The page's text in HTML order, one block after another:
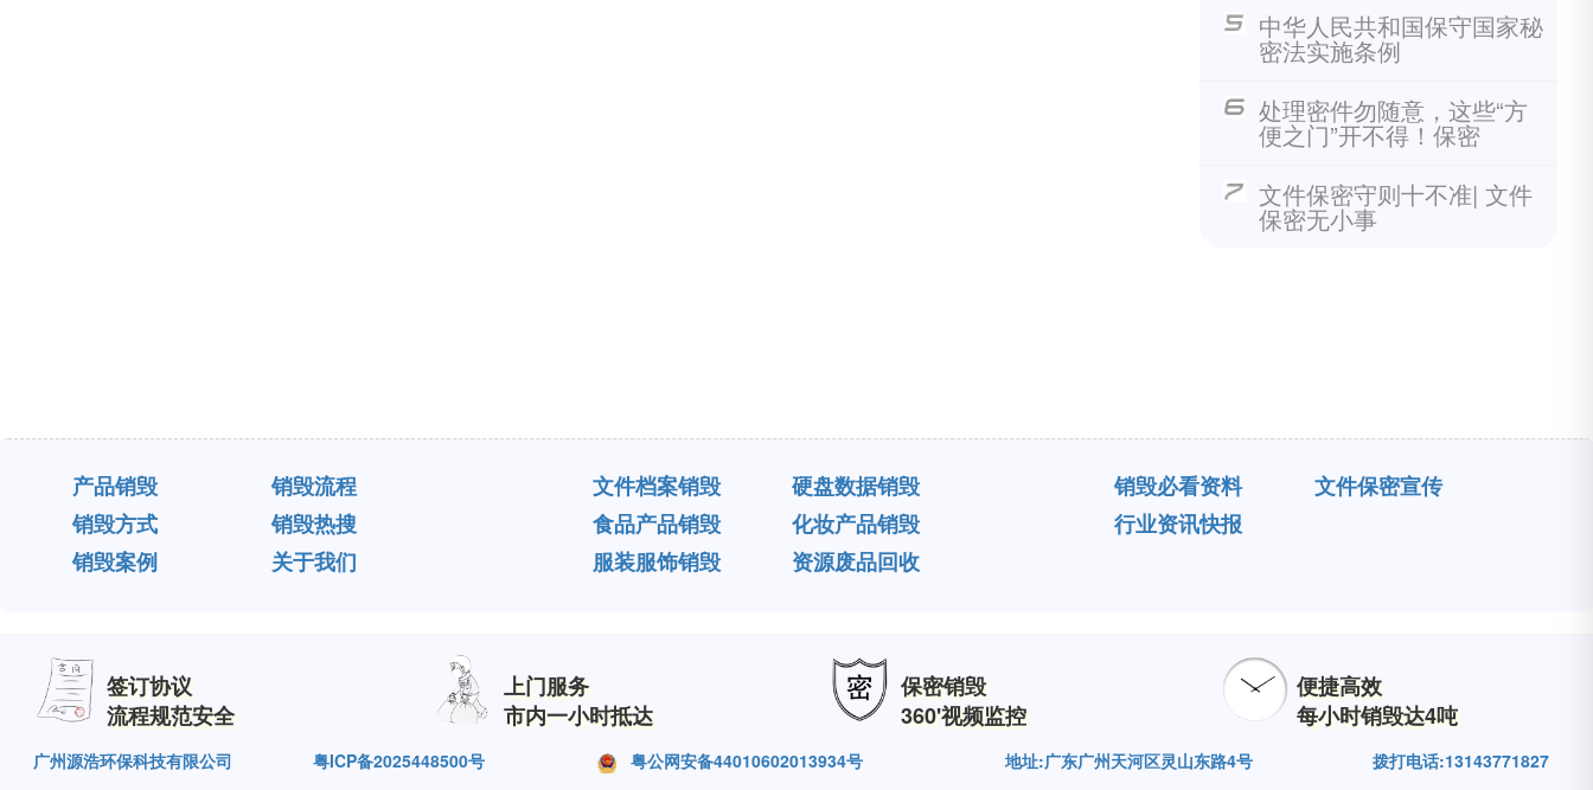
中华人民共和国保守国家秘
密法实施条例
处理密件勿随意，这些“方
便之门”开不得！保密
文件保密守则十不准| 文件
保密无小事
产品销毁
销毁流程
销毁方式
销毁热搜
销毁案例
关于我们
文件档案销毁
硬盘数据销毁
食品产品销毁
化妆产品销毁
服装服饰销毁
资源废品回收
销毁必看资料
文件保密宣传
行业资讯快报
签订协议
流程规范安全
上门服务
市内一小时抵达
保密销毁
360'视频监控
便捷高效
每小时销毁达4吨
广州源浩环保科技有限公司 粤ICP备2025448500号 粤公网安备44010602013934号 地址:广东广州天河区灵山东路4号 拨打电话:13143771827